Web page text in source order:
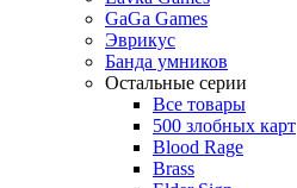
GaGa Games
Эврикус
Банда умников
Остальные серии
Все товары
500 злобных карт
Blood Rage
Brass